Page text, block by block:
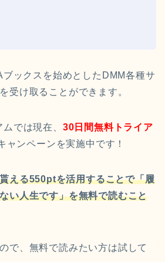
ブックスを始めとしたDMM各種サ
受け取ることができます。
では現在、 30日間無料トライア
ャンペーンを実施中です！
える550ptを活用することで「履
い人生です」を無料で読むこと
で、無料で読みたい方は試して